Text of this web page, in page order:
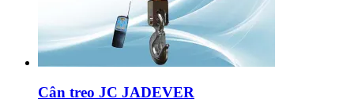
Cân treo JC JADEVER